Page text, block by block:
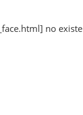
no existe